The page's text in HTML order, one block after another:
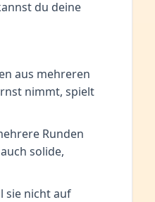
du deine
aus mehreren
nimmt, spielt
Runden
solide,
sie nicht auf